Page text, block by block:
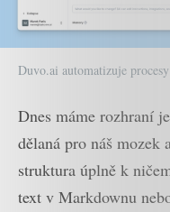
Duvo.ai automatizuje
Dnes máme rozhraní
dělaná pro náš mozek
struktura úplně k
text v Markdownu